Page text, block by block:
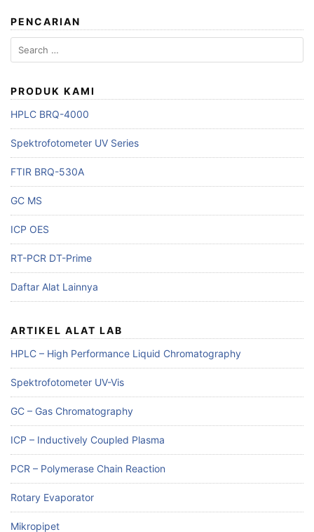
PENCARIAN
Search
for:
PRODUK KAMI
HPLC BRQ-4000
Spektrofotometer UV Series
FTIR BRQ-530A
GC MS
ICP OES
RT-PCR DT-Prime
Daftar Alat Lainnya
ARTIKEL ALAT LAB
HPLC – High Performance Liquid Chromatography
Spektrofotometer UV-Vis
GC – Gas Chromatography
ICP – Inductively Coupled Plasma
PCR – Polymerase Chain Reaction
Rotary Evaporator
Mikropipet